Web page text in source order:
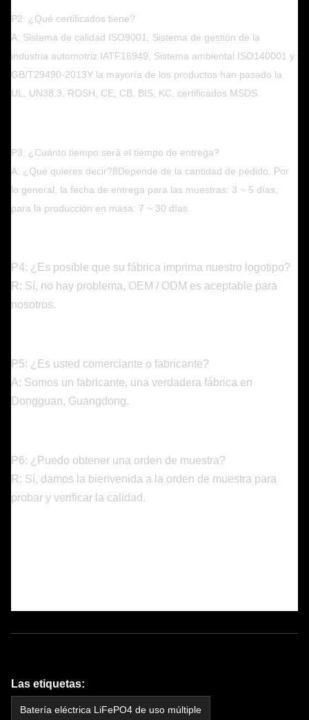
P2: ¿Qué certificados tiene?
A: Sistema de calidad ISO9001, Sistema de gestión de la
industria automotriz IATF16949, Sistema ambiental ISO140001 y
GB/T29490-2013Y la mayoría de los productos han pasado la
UL, UN38.3, ROSH, CE, CB, BIS, KC, certificados MSDS.
P3: ¿Cuánto tiempo será el tiempo de entrega?
A: ¿Qué quieres decir?8Depende de la cantidad de pedido. Por
lo general, la fecha de entrega para las muestras: 3 ~ 5 días,
para la producción en masa: 7 ~ 30 días.
P4: ¿Es posible que su fábrica imprima nuestro logotipo?
R: Sí, no hay problema, OEM / ODM es aceptable para
nosotros.
P5: ¿Es usted comerciante o fabricante?
A: Somos un fabricante, una verdadera fábrica en
Dongguan, Guangdong.
P6: ¿Puedo obtener una orden de muestra?
R: Sí, damos la bienvenida a la orden de muestra para
probar y verificar la calidad.
Las etiquetas:
Batería eléctrica LiFePO4 de uso múltiple